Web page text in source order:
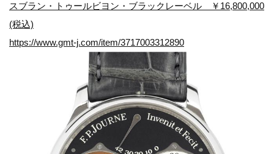
スブラン・トゥールビヨン・ブラックレーベル ￥16,800,000
(税込)
https://www.gmt-j.com/item/3717003312890